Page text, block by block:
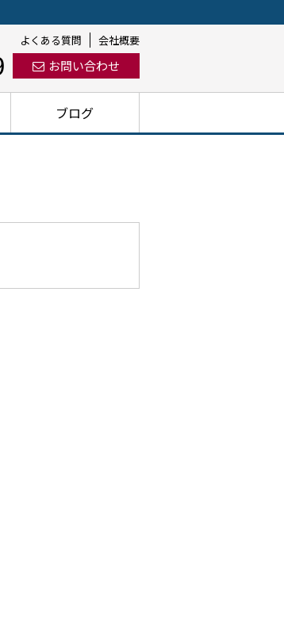
よくある質問 会社概要
お問い合わせ
ブログ